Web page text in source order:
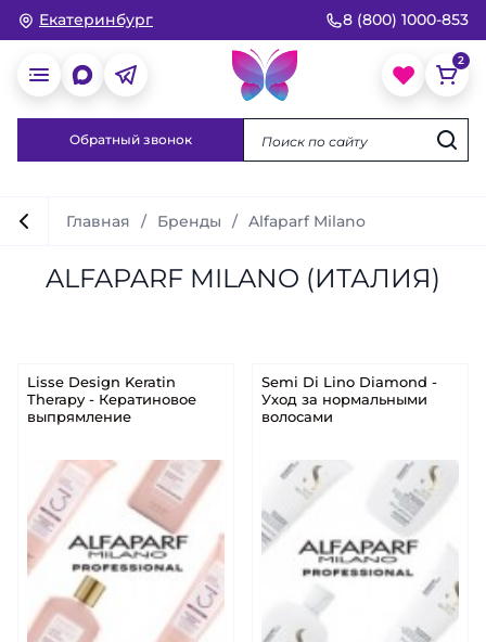
Екатеринбург 8 (800) 1000-853
Обратный звонок
Главная Бренды Alfaparf Milano
ALFAPARF MILANO (ИТАЛИЯ)
Lisse Design Keratin
Therapy - Кератиновое
выпрямление
Semi Di Lino Diamond -
Уход за нормальными
волосами